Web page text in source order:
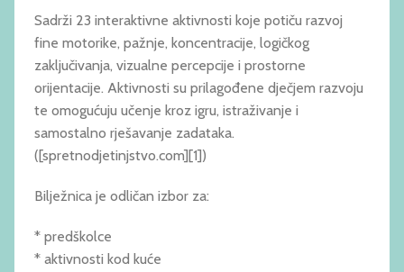
Sadrži 23 interaktivne aktivnosti koje potiču razvoj
fine motorike, pažnje, koncentracije, logičkog
zaključivanja, vizualne percepcije i prostorne
orijentacije. Aktivnosti su prilagođene dječjem razvoju
te omogućuju učenje kroz igru, istraživanje i
samostalno rješavanje zadataka.
([spretnodjetinjstvo.com][1])
Bilježnica je odličan izbor za:
* predškolce
* aktivnosti kod kuće